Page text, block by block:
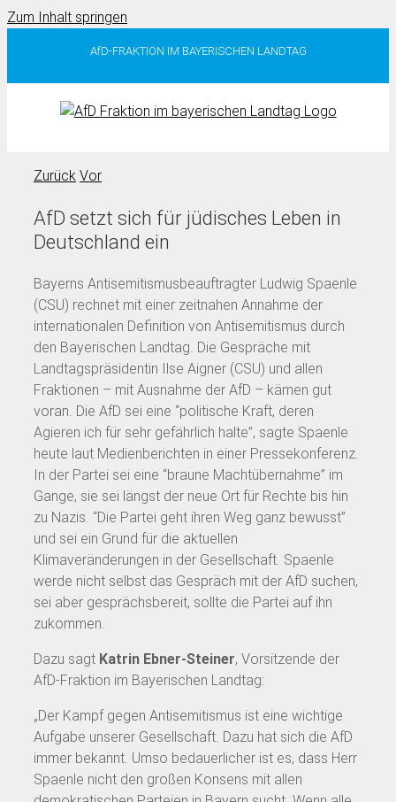
Zum Inhalt springen
AfD-FRAKTION IM BAYERISCHEN LANDTAG
Zurück Vor
AfD setzt sich für jüdisches Leben in
Deutschland ein
Bayerns Antisemitismusbeauftragter Ludwig Spaenle
(CSU) rechnet mit einer zeitnahen Annahme der
internationalen Definition von Antisemitismus durch
den Bayerischen Landtag. Die Gespräche mit
Landtagspräsidentin Ilse Aigner (CSU) und allen
Fraktionen – mit Ausnahme der AfD – kämen gut
voran. Die AfD sei eine “politische Kraft, deren
Agieren ich für sehr gefährlich halte”, sagte Spaenle
heute laut Medienberichten in einer Pressekonferenz.
In der Partei sei eine “braune Machtübernahme” im
Gange, sie sei längst der neue Ort für Rechte bis hin
zu Nazis. “Die Partei geht ihren Weg ganz bewusst”
und sei ein Grund für die aktuellen
Klimaveränderungen in der Gesellschaft. Spaenle
werde nicht selbst das Gespräch mit der AfD suchen,
sei aber gesprächsbereit, sollte die Partei auf ihn
zukommen.
Dazu sagt Katrin Ebner-Steiner, Vorsitzende der
AfD-Fraktion im Bayerischen Landtag:
„Der Kampf gegen Antisemitismus ist eine wichtige
Aufgabe unserer Gesellschaft. Dazu hat sich die AfD
immer bekannt. Umso bedauerlicher ist es, dass Herr
Spaenle nicht den großen Konsens mit allen